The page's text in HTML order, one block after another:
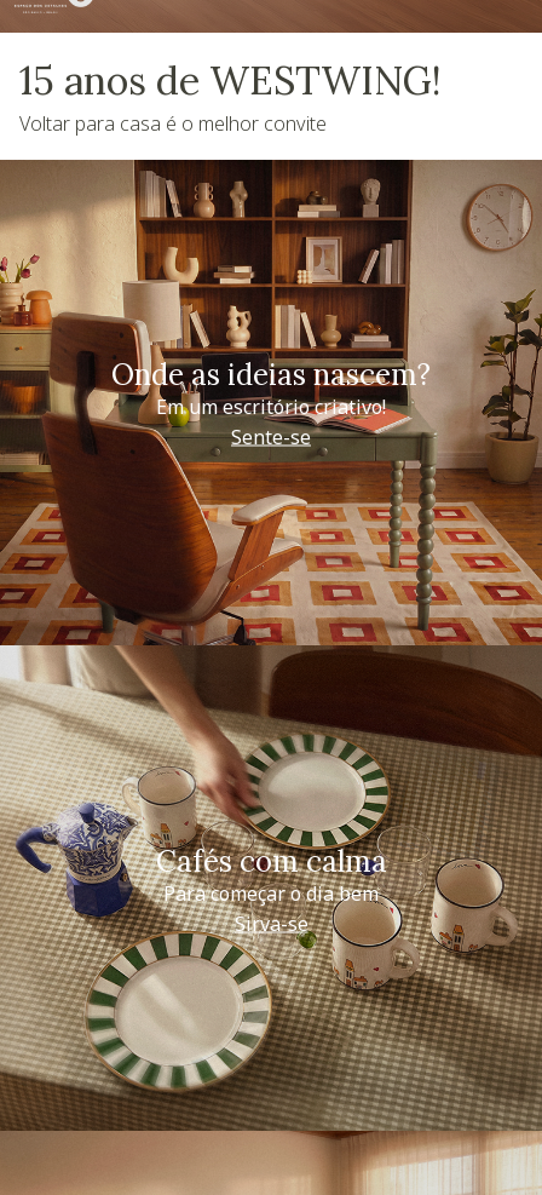
15 anos de WESTWING!
Voltar para casa é o melhor convite
Onde as ideias nascem?
Em um escritório criativo!
Sente-se
Cafés com calma
Para começar o dia bem
Sirva-se